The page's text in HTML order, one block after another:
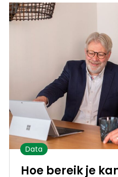
Data
Hoe bereik je